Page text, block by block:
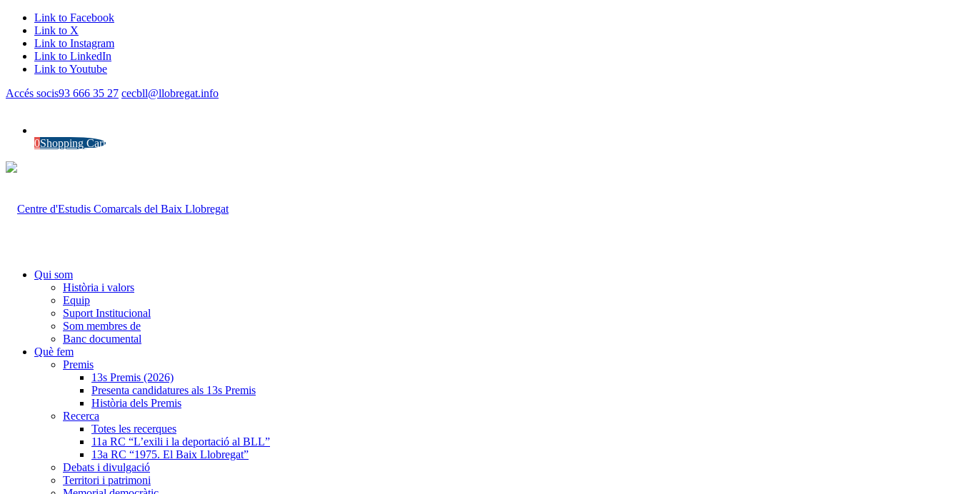
Link to Facebook
Link to X
Link to Instagram
Link to LinkedIn
Link to Youtube
Accés socis93 666 35 27 cecbll@llobregat.info
0Shopping Cart
Qui som
Història i valors
Equip
Suport Institucional
Som membres de
Banc documental
Què fem
Premis
13s Premis (2026)
Presenta candidatures als 13s Premis
Història dels Premis
Recerca
Totes les recerques
11a RC “L’exili i la deportació al BLL”
13a RC “1975. El Baix Llobregat”
Debats i divulgació
Territori i patrimoni